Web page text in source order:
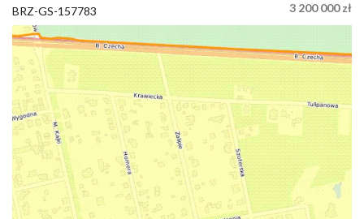
BRZ-GS-157783 3 200 000 zł